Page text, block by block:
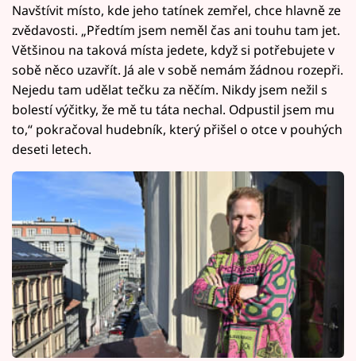
Navštívit místo, kde jeho tatínek zemřel, chce hlavně ze
zvědavosti. „Předtím jsem neměl čas ani touhu tam jet.
Většinou na taková místa jedete, když si potřebujete v
sobě něco uzavřít. Já ale v sobě nemám žádnou rozepři.
Nejedu tam udělat tečku za něčím. Nikdy jsem nežil s
bolestí výčitky, že mě tu táta nechal. Odpustil jsem mu
to,“ pokračoval hudebník, který přišel o otce v pouhých
deseti letech.